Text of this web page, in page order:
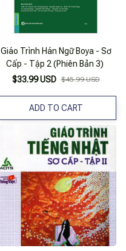
Giáo Trình Hán Ngữ Boya - Sơ
Cấp - Tập 2 (Phiên Bản 3)
$33.99 USD $45.99 USD
ADD TO CART